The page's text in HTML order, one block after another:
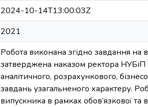
2024-10-14T13:00:03Z
2021
Робота виконана згідно завдання на
затверджена наказом ректора НУБіП
аналітичного, розрахункового,
завдань узагальненого характеру.
випускника в рамках обов’язкової та